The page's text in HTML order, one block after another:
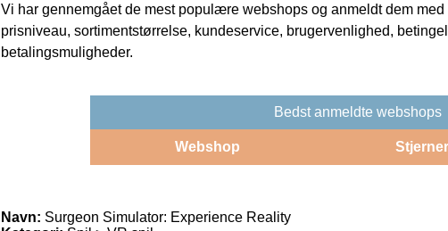
Vi har gennemgået de mest populære webshops og anmeldt dem
prisniveau, sortimentstørrelse, kundeservice, brugervenlighed,
betalingsmuligheder.
Bedst anmeldte webshops
Webshop Stjerner
Navn: Surgeon Simulator: Experience Reality